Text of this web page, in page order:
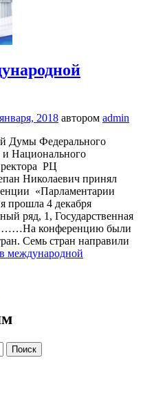
2018 автором admin
Думы Федерального
Национального
РЦ
Николаевич принял
«Парламентарии
прошла 4 декабря
ряд, 1, Государственная
……На конференцию были
Семь стран направили
международной